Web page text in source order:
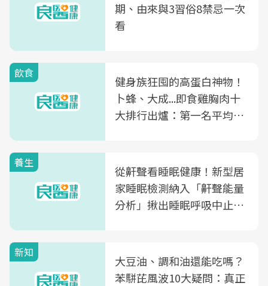
期、由來與3習俗8禁忌一次
看
飲食
健身族狂囤的高蛋白神物！
卜蜂、大成...即食雞胸肉十
大排行出爐：第一名平均一
養生
從鼾聲看睡眠健康！新型居
家睡眠檢測納入「鼾聲能量
分析」揪出睡眠呼吸中止症
新知
大豆油、調和油還能吃嗎？
苯駢芘風波10大疑問：真正